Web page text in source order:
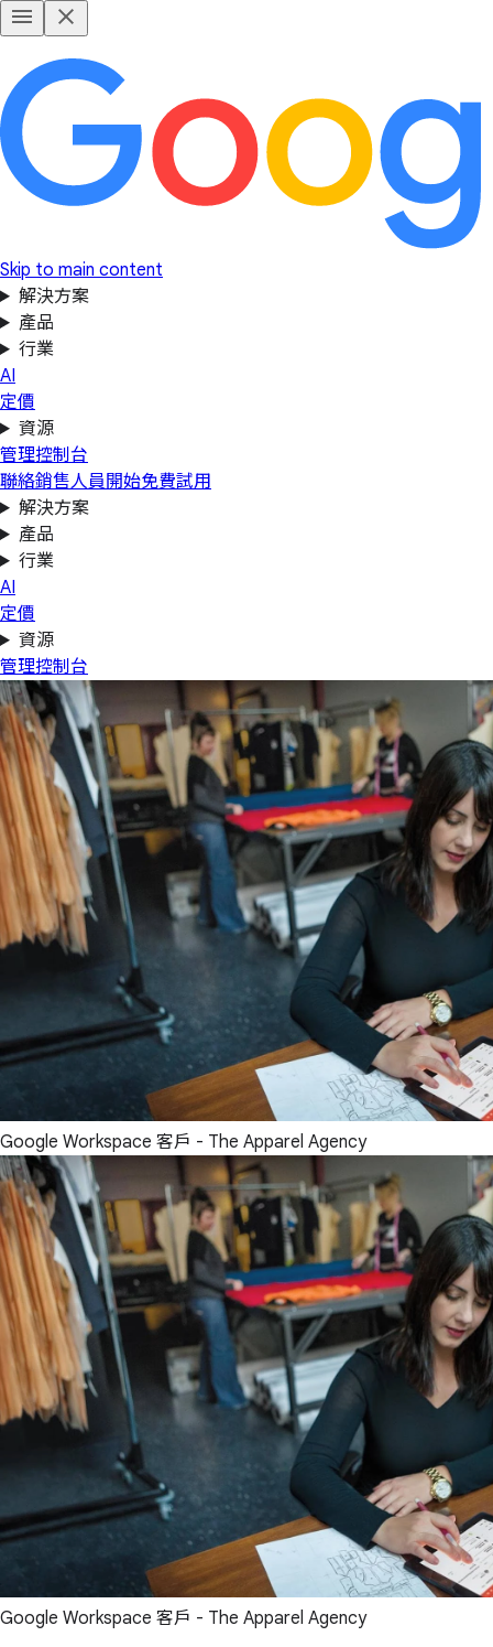
Skip to main content
解決方案
產品
行業
AI
定價
資源
管理控制台
聯絡銷售人員開始免費試用
解決方案
產品
行業
AI
定價
資源
管理控制台
Google Workspace 客戶 - The Apparel Agency
Google Workspace 客戶 - The Apparel Agency